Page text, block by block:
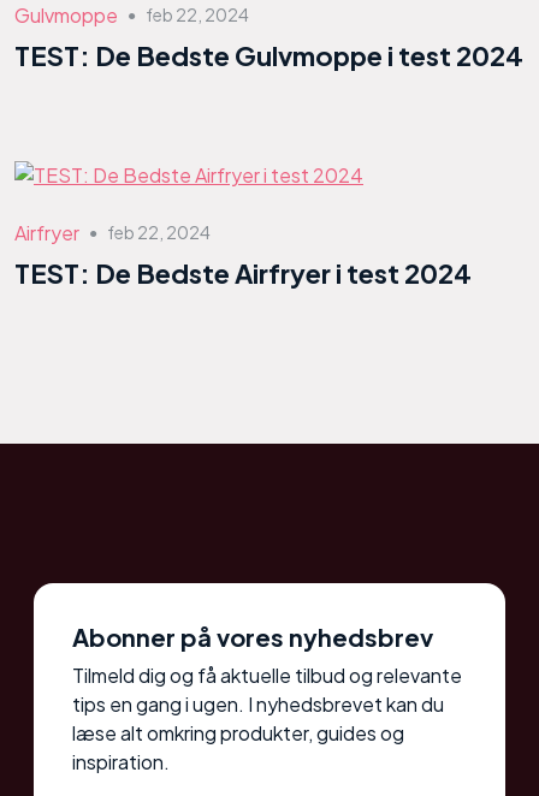
Gulvmoppe ● feb 22, 2024
TEST: De Bedste Gulvmoppe i test 2024
Airfryer ● feb 22, 2024
TEST: De Bedste Airfryer i test 2024
Abonner på vores nyhedsbrev
Tilmeld dig og få aktuelle tilbud og relevante
tips en gang i ugen. I nyhedsbrevet kan du
læse alt omkring produkter, guides og
inspiration.